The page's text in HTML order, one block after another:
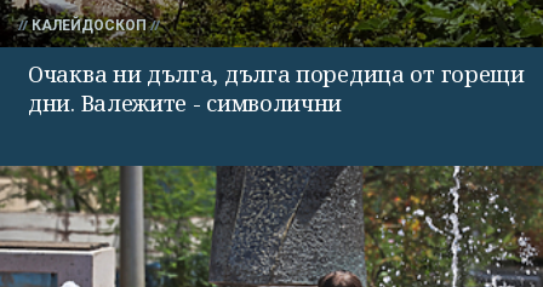
КАЛЕЙДОСКОП
Очаква ни дълга, дълга поредица от горещи
дни. Валежите - символични